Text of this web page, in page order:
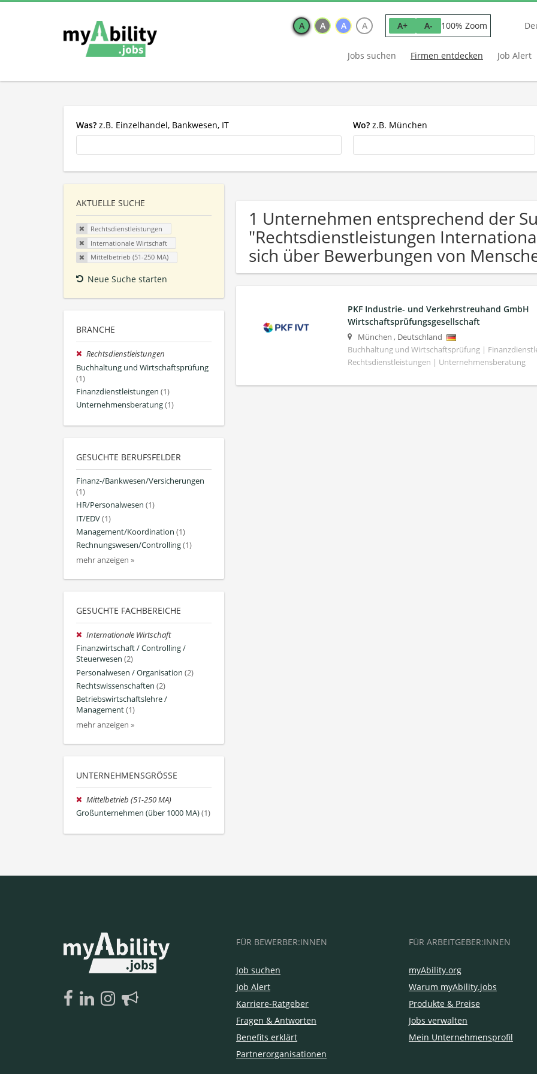
A A A A A+ A- 100% Zoom
Jobs suchen Firmen entdecken Job Alert
Was? z.B. Einzelhandel, Bankwesen, IT Wo? z.B. München
AKTUELLE SUCHE
Rechtsdienstleistungen
Internationale Wirtschaft
Mittelbetrieb (51-250 MA)
Neue Suche starten
BRANCHE
Rechtsdienstleistungen
Buchhaltung und Wirtschaftsprüfung
(1)
Finanzdienstleistungen (1)
Unternehmensberatung(1)
GESUCHTE BERUFSFELDER
Finanz-/Bankwesen/Versicherungen
(1)
HR/Personalwesen (1)
IT/EDV(1)
Management/Koordination (1)
Rechnungswesen/Controlling(1)
mehr anzeigen »
GESUCHTE FACHBEREICHE
Internationale Wirtschaft
Finanzwirtschaft / Controlling /
Steuerwesen (2)
Personalwesen / Organisation (2)
Rechtswissenschaften (2)
Betriebswirtschaftslehre /
Management(1)
mehr anzeigen »
UNTERNEHMENSGRÖSSE
Mittelbetrieb (51-250 MA)
Großunternehmen (über 1000 MA)(1)
1 Unternehmen entsprechend der
"Rechtsdienstleistungen
sich über Bewerbungen von
PKF Industrie- und Verkehrstreuhand GmbH
Wirtschaftsprüfungsgesellschaft
München , Deutschland
Buchhaltung und Wirtschaftsprüfung |
Rechtsdienstleistungen | Unternehmensberatung
FÜR BEWERBER:INNEN
Job suchen
Job Alert
Karriere-Ratgeber
Fragen & Antworten
Benefits erklärt
Partnerorganisationen
FÜR ARBEITGEBER:INNEN
myAbility.org
Warum myAbility.jobs
Produkte & Preise
Jobs verwalten
Mein Unternehmensprofil